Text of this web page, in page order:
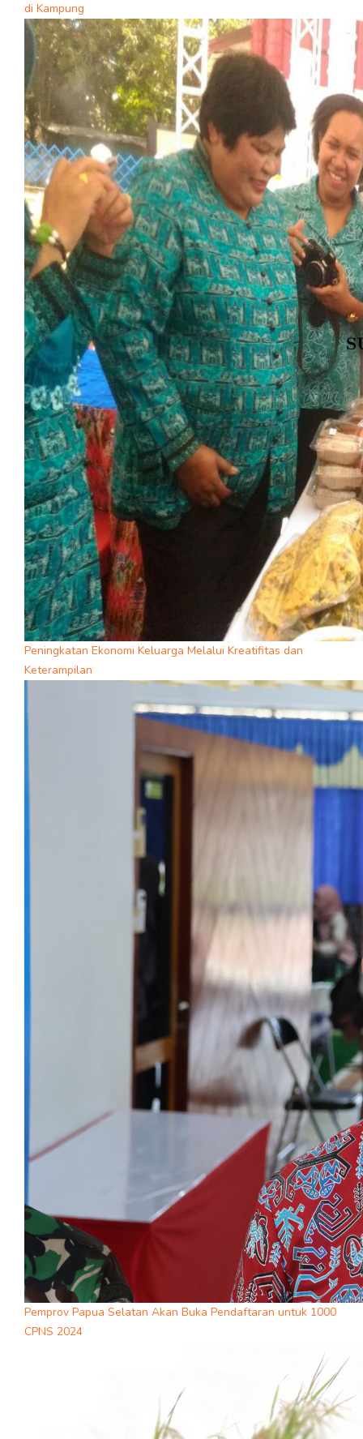
di Kampung
Peningkatan Ekonomi Keluarga Melalui Kreatifitas dan
Keterampilan
Pemprov Papua Selatan Akan Buka Pendaftaran untuk 1000
CPNS 2024